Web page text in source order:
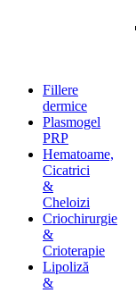
Fillere
dermice
Plasmogel
PRP
Hematoame,
Cicatrici
&
Cheloizi
Criochirurgie
&
Crioterapie
Lipoliză
&